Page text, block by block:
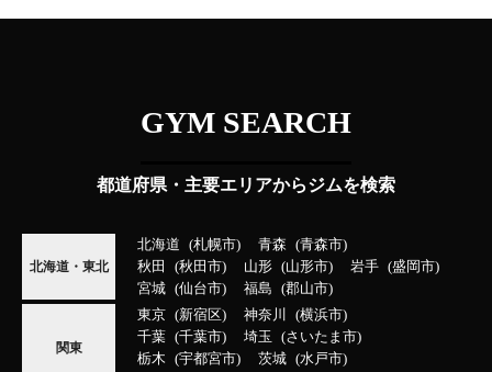
GYM SEARCH
都道府県・主要エリアからジムを検索
北海道・東北
北海道 札幌市 青森
青森市
秋田
秋田市 山形 山形市 岩手
盛岡市
宮城
仙台市 福島 郡山市
関東
東京 新宿区 神奈川
横浜市
千葉
千葉市 埼玉
さいたま市
栃木
宇都宮市 茨城
水戸市